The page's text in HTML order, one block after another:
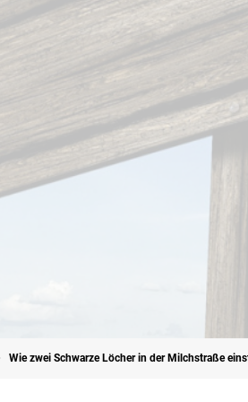
Wie zwei Schwarze Löcher in der Milchstraße